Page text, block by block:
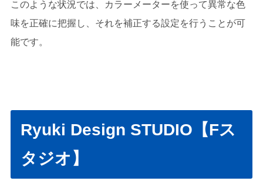
このような状況では、カラーメーターを使って異常な色
味を正確に把握し、それを補正する設定を行うことが可
能です。
Ryuki Design STUDIO【Fス
タジオ】